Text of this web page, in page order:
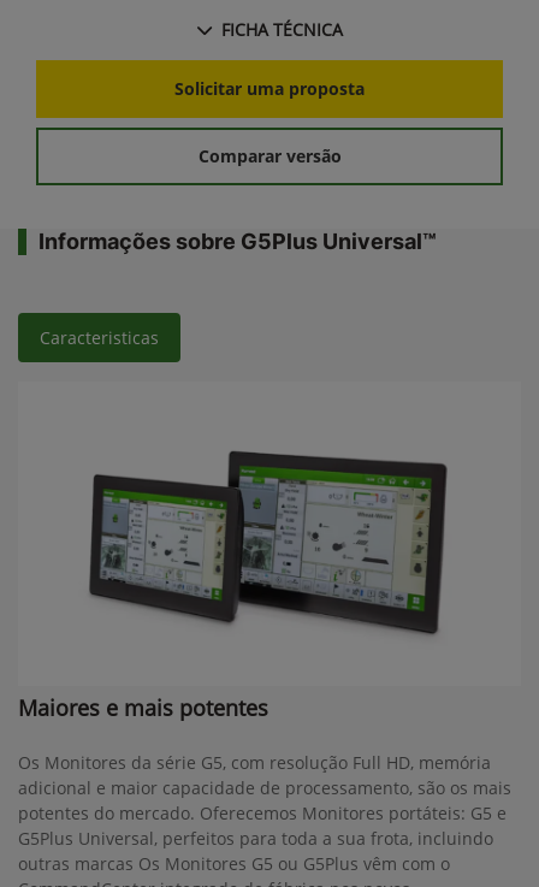
FICHA TÉCNICA
Solicitar uma proposta
Comparar versão
Informações sobre G5Plus Universal™
Caracteristicas
Maiores e mais potentes
Os Monitores da série G5, com resolução Full HD, memória
adicional e maior capacidade de processamento, são os mais
potentes do mercado. Oferecemos Monitores portáteis: G5 e
G5Plus Universal, perfeitos para toda a sua frota, incluindo
outras marcas Os Monitores G5 ou G5Plus vêm com o